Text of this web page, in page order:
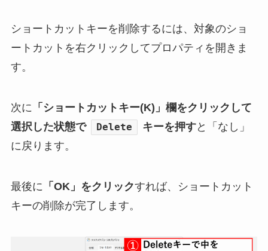
ショートカットキーを削除するには、対象のショ
ートカットを右クリックしてプロパティを開きま
す。
次に 「ショートカットキー(K)」欄をクリックして
選択した状態で
Delete キーを押すと「なし」
に戻ります。
最後に 「OK」をクリックすれば、ショートカット
キーの削除が完了します。